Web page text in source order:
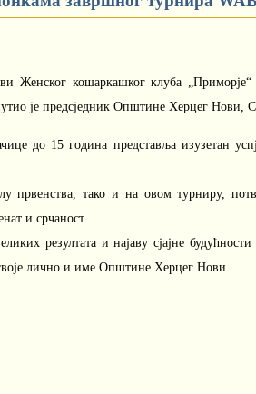
Женског кошаркашког клуба „Приморје“
је предсједник Општине Херцег Нови,
до 15 година представља изузетан
првенства, тако и на овом турниру,
и срчаност.
резултата и најаву сјајне
лично и име Општине Херцег Нови.